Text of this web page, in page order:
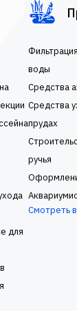
для
воды
Средства
Средства
прудах
ручья
Смотреть